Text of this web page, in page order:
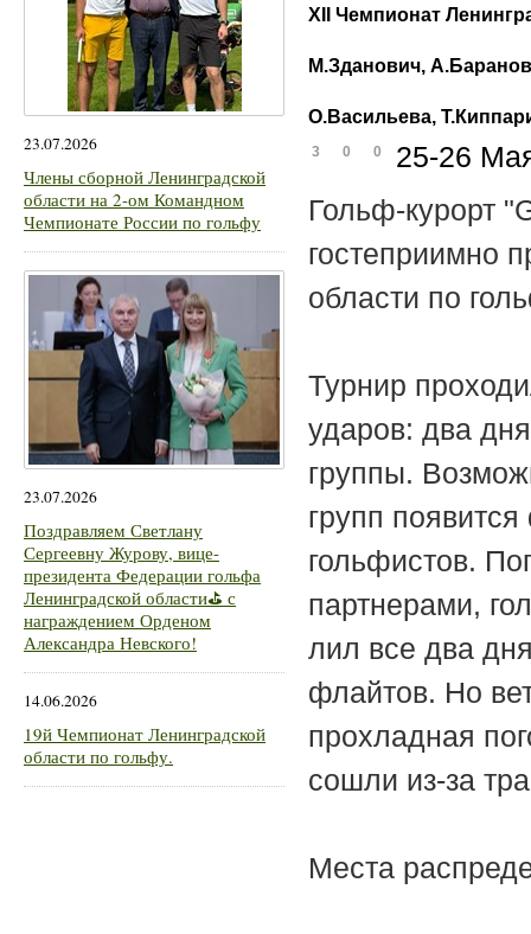
23.07.2026
Члены сборной Ленинградской
области на 2-ом Командном
Чемпионате России по гольфу
23.07.2026
Поздравляем Светлану
Сергеевну Журову, вице-
президента Федерации гольфа
Ленинградской области⛳ с
награждением Орденом
Александра Невского!
14.06.2026
19й Чемпионат Ленинградской
области по гольфу.
XII Чемпионат
М.Зданович,
О.Васильева,
3 0 0
25-26
Гольф-курорт
гостеприимно
области по
Турнир
ударов: два
группы.
групп
гольфистов.
партнерами,
лил все два
флайтов. Но
прохладная
сошли из-за
Места